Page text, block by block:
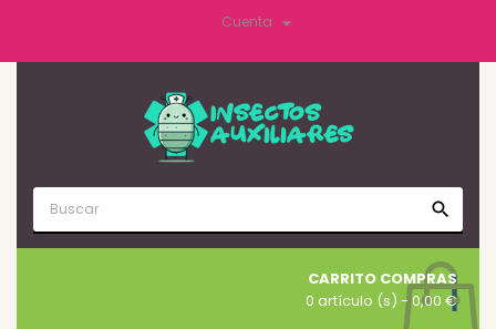
Cuenta 
search
CARRITO COMPRAS
0 artículo (s) - 0,00 €